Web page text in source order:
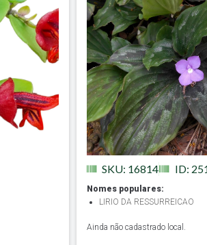
SKU: 16814 ID:
Nomes populares:
LIRIO DA RESSURREICAO
Ainda não cadastrado local.